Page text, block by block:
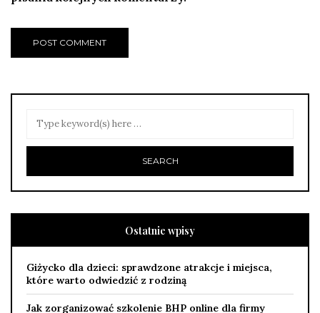
Ostatnie wpisy
Giżycko dla dzieci: sprawdzone atrakcje i miejsca,
które warto odwiedzić z rodziną
Jak zorganizować szkolenie BHP online dla firmy